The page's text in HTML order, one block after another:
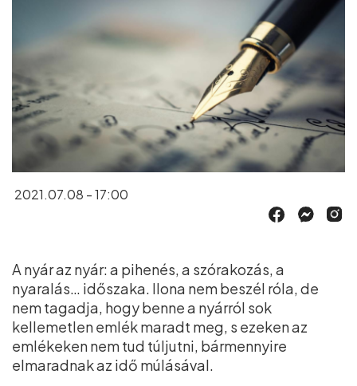
2021.07.08 - 17:00
A nyár az nyár: a pihenés, a szórakozás, a
nyaralás… időszaka. Ilona nem beszél róla, de
nem tagadja, hogy benne a nyárról sok
kellemetlen emlék maradt meg, s ezeken az
emlékeken nem tud túljutni, bármennyire
elmaradnak az idő múlásával.